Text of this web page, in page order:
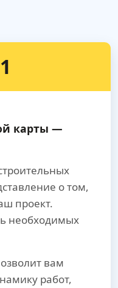
карты —
о том,
проект.
необходимых
вам
работ,